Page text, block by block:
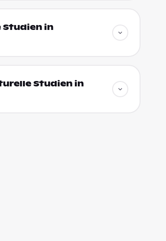
Studien in
Studien in